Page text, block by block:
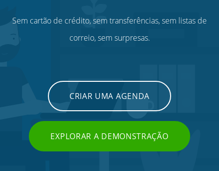
Sem cartão de crédito, sem transferências, sem listas de
correio, sem surpresas.
CRIAR UMA AGENDA
EXPLORAR A DEMONSTRAÇÃO